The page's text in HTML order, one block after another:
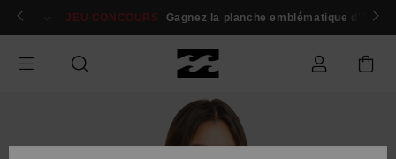
Passer
Se connecter / s'inscrire
JEU CONCOURS Gagnez la planche emblématique d'Andy